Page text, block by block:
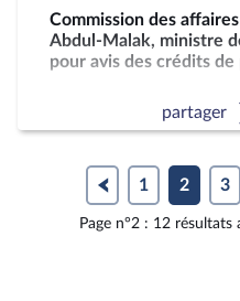
Commission des
Abdul-Malak, ministre
pour avis des crédits de
partager
1 2 3
Page n°2 : 12